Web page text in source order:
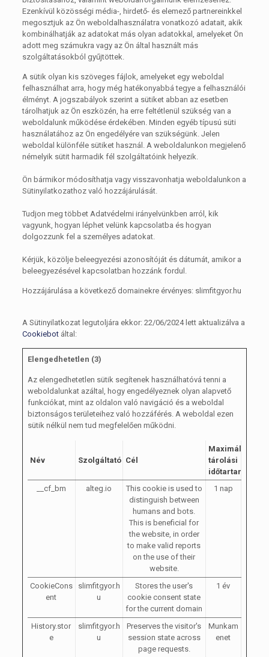
Ezenkívül közösségi média-, hirdető- és elemező partnereinkkel
megosztjuk az Ön weboldalhasználatra vonatkozó adatait, akik
kombinálhatják az adatokat más olyan adatokkal, amelyeket Ön
adott meg számukra vagy az Ön által használt más
szolgáltatásokból gyűjtöttek.
A sütik olyan kis szöveges fájlok, amelyeket egy weboldal
felhasználhat arra, hogy még hatékonyabbá tegye a felhasználói
élményt. A jogszabályok szerint a sütiket abban az esetben
tárolhatjuk az Ön eszközén, ha erre feltétlenül szükség van a
weboldalunk működése érdekében. Minden egyéb típusú süti
használatához az Ön engedélyére van szükségünk. Jelen
weboldal különféle sütiket használ. A weboldalunkon megjelenő
némelyik sütit harmadik fél szolgáltatóink helyezik.
Ön bármikor módosíthatja vagy visszavonhatja weboldalunkon a
Sütinyilatkozathoz való hozzájárulását.
Tudjon meg többet Adatvédelmi irányelvünkben arról, kik
vagyunk, hogyan léphet velünk kapcsolatba és hogyan
dolgozzunk fel a személyes adatokat.
Kérjük, közölje beleegyezési azonosítóját és dátumát, amikor a
beleegyezésével kapcsolatban hozzánk fordul.
Hozzájárulása a következő domainekre érvényes: slimfitgyor.hu
A Sütinyilatkozat legutoljára ekkor: 22/06/2024 lett aktualizálva a
Cookiebotáltal:
Elengedhetetlen (3)
Az elengedhetetlen sütik segítenek használhatóvá tenni a
weboldalunkat azáltal, hogy engedélyeznek olyan alapvető
funkciókat, mint az oldalon való navigáció és a weboldal
biztonságos területeihez való hozzáférés. A weboldal ezen
sütik nélkül nem tud megfelelően működni.
Név Szolgáltató Cél
Maximális
tárolási
időtartam
__cf_bm
alteg.io
This cookie is used to
distinguish between
humans and bots.
This is beneficial for
the website, in order
to make valid reports
on the use of their
website.
1 nap
CookieCons
ent
slimfitgyor.h
u
Stores the user's
cookie consent state
for the current domain
1 év
History.stor
e
slimfitgyor.h
u
Preserves the visitor's
session state across
page requests.
Munkam
enet